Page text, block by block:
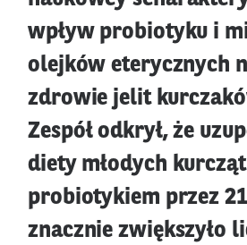
wpływ probiotyku i
olejków eterycznych
zdrowie jelit
Zespół odkrył, że
diety młodych kurcząt
probiotykiem przez
znacznie zwiększyło